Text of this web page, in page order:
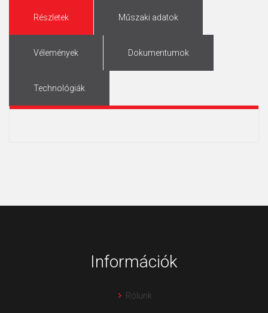
Részletek Műszaki adatok
Vélemények Dokumentumok
Technológiák
Információk
Rólunk